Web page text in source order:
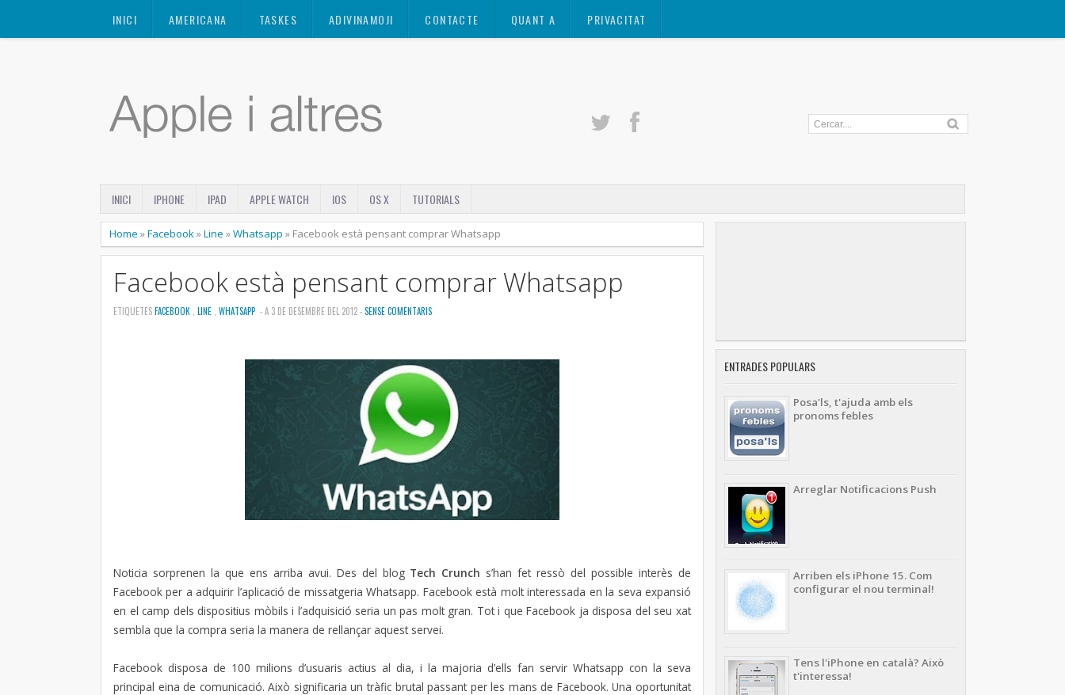
INICI AMERICANA TASKES ADIVINAMOJI CONTACTE QUANT A PRIVACITAT
INICI IPHONE IPAD APPLE WATCH IOS OS X TUTORIALS
Home »Facebook»Line »Whatsapp » Facebook està pensant comprar Whatsapp
Facebook està pensant comprar Whatsapp
ETIQUETESFACEBOOK LINE WHATSAPP - A 3 DE DESEMBRE DEL 2012 -SENSE COMENTARIS
Noticia sorprenen la que ens arriba avui. Des del blog Tech Crunch s’han fet ressò del possible interès de
Facebook per a adquirir l’aplicació de missatgeria Whatsapp. Facebook està molt interessada en la seva expansió
en el camp dels dispositius mòbils i l’adquisició seria un pas molt gran. Tot i que Facebook ja disposa del seu xat
sembla que la compra seria la manera de rellançar aquest servei.
Facebook disposa de 100 milions d’usuaris actius al dia, i la majoria d’ells fan servir Whatsapp con la seva
principal eina de comunicació. Això significaria un tràfic brutal passant per les mans de Facebook. Una oportunitat
ENTRADES POPULARS
Posa'ls, t'ajuda amb els
pronoms febles
Arreglar Notificacions Push
Arriben els iPhone 15. Com
configurar el nou terminal!
Tens l'iPhone en català? Això
t'interessa!